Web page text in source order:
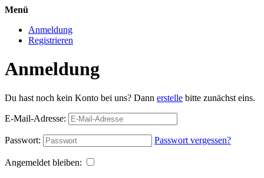
Menü
Anmeldung
Registrieren
Anmeldung
Du hast noch kein Konto bei uns? Dann erstelle bitte zunächst eins.
E-Mail-Adresse:
Passwort: Passwort vergessen?
Angemeldet bleiben: